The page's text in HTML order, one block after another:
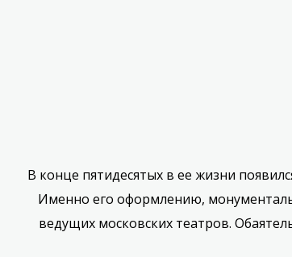
В конце пятидесятых в ее жизни
Именно его оформлению,
ведущих московских театров.